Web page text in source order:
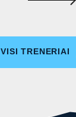
VISI TRENERIAI